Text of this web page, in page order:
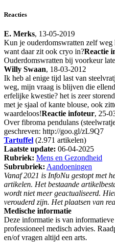
Reacties
E. Merks, 13-05-2019
Kun je ouderdomswratten zelf weg
want daar zit ook cryo in?Reactie
Ouderdomswratten bij voorkeur
Willy Swaan, 18-03-2012
Ik heb al enige tijd last van
weg, mijn vraag is blijven die
erfelijke kwestie? het is zeer
met je sjaal of kante blouse, ook
waardeloos!Reactie infoteur, 25-
Over fibroma pendulans
geschreven: http://goo.gl/zL9Q7
Tartuffel (2.971 artikelen)
Laatste update: 06-04-2025
Rubriek: Mens en Gezondheid
Subrubriek: Aandoeningen
Vanaf 2021 is InfoNu gestopt met
artikelen. Het bestaande
wordt niet meer geactualiseerd.
verouderd zijn. Het plaatsen van
Medische informatie
Deze informatie is van
professioneel medisch advies.
en/of vragen altijd een arts.